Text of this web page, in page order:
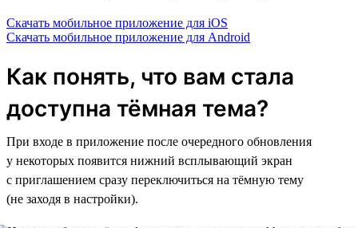
Скачать мобильное приложение для iOS
Скачать мобильное приложение для Android
Как понять, что вам стала
доступна тёмная тема?
При входе в приложение после очередного обновления
у некоторых появится нижний всплывающий экран
с приглашением сразу переключиться на тёмную тему
(не заходя в настройки).